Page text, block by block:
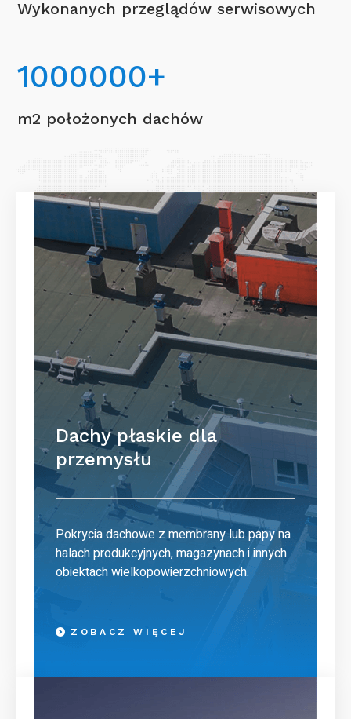
Wykonanych przeglądów serwisowych
1000000+
m2 położonych dachów
Dachy płaskie dla
przemysłu
Pokrycia dachowe z membrany lub papy na
halach produkcyjnych, magazynach i innych
obiektach wielkopowierzchniowych.
ZOBACZ WIĘCEJ